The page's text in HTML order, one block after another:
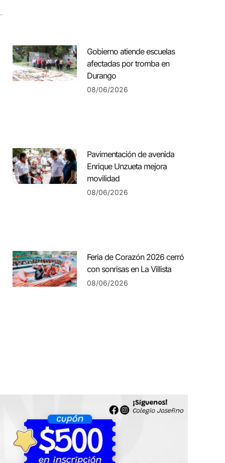
Gobierno atiende escuelas
afectadas por tromba en
Durango
08/06/2026
Pavimentación de avenida
Enrique Unzueta mejora
movilidad
08/06/2026
Feria de Corazón 2026 cerró
con sonrisas en La Villista
08/06/2026